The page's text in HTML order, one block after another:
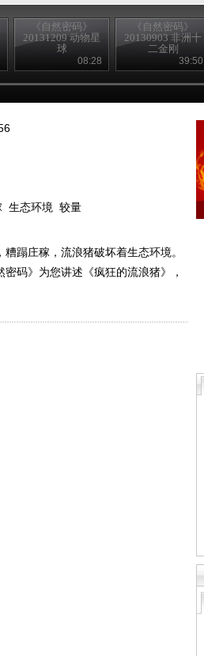
《自然密码》
20131209 动物星
球
08:28
《自然密码》
20130903 非洲十
二金刚
39:50
生态环境 较量
蹋庄稼，流浪猪破坏着生态环境。
码》为您讲述《疯狂的流浪猪》，